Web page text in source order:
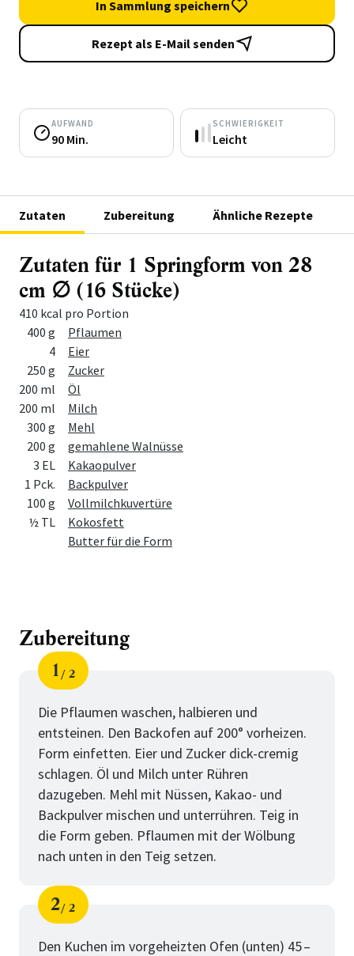
In Sammlung speichern
Rezept als E-Mail senden
AUFWAND
90 Min.
SCHWIERIGKEIT
Leicht
Zutaten Zubereitung Ähnliche Rezepte
Zutaten für 1 Springform von 28
cm ∅ (16 Stücke)
410 kcal pro Portion
Menge Zutat
400 g
Pflaumen
4
Eier
250 g
Zucker
200 ml
Öl
200 ml
Milch
300 g
Mehl
200 g
gemahlene Walnüsse
3 EL
Kakaopulver
1 Pck.
Backpulver
100 g
Vollmilchkuvertüre
½ TL
Kokosfett
Butter für die Form
Zubereitung
Schritt
1
von
2
Die Pflaumen waschen, halbieren und
entsteinen. Den Backofen auf 200° vorheizen.
Form einfetten. Eier und Zucker dick-cremig
schlagen. Öl und Milch unter Rühren
dazugeben. Mehl mit Nüssen, Kakao- und
Backpulver mischen und unterrühren. Teig in
die Form geben. Pflaumen mit der Wölbung
nach unten in den Teig setzen.
Schritt
2
von
2
Den Kuchen im vorgeheizten Ofen (unten) 45 –